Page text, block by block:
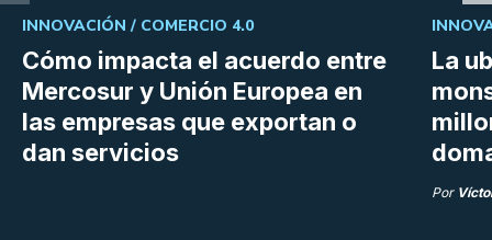
Cómo impacta el acuerdo entre
Mercosur y Unión Europea en
las empresas que exportan o
dan servicios
INNOVACIÓN / COMERCIO 4.0
La
Por